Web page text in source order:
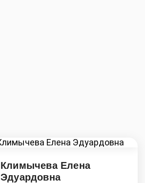
Климычева Елена
Эдуардовна